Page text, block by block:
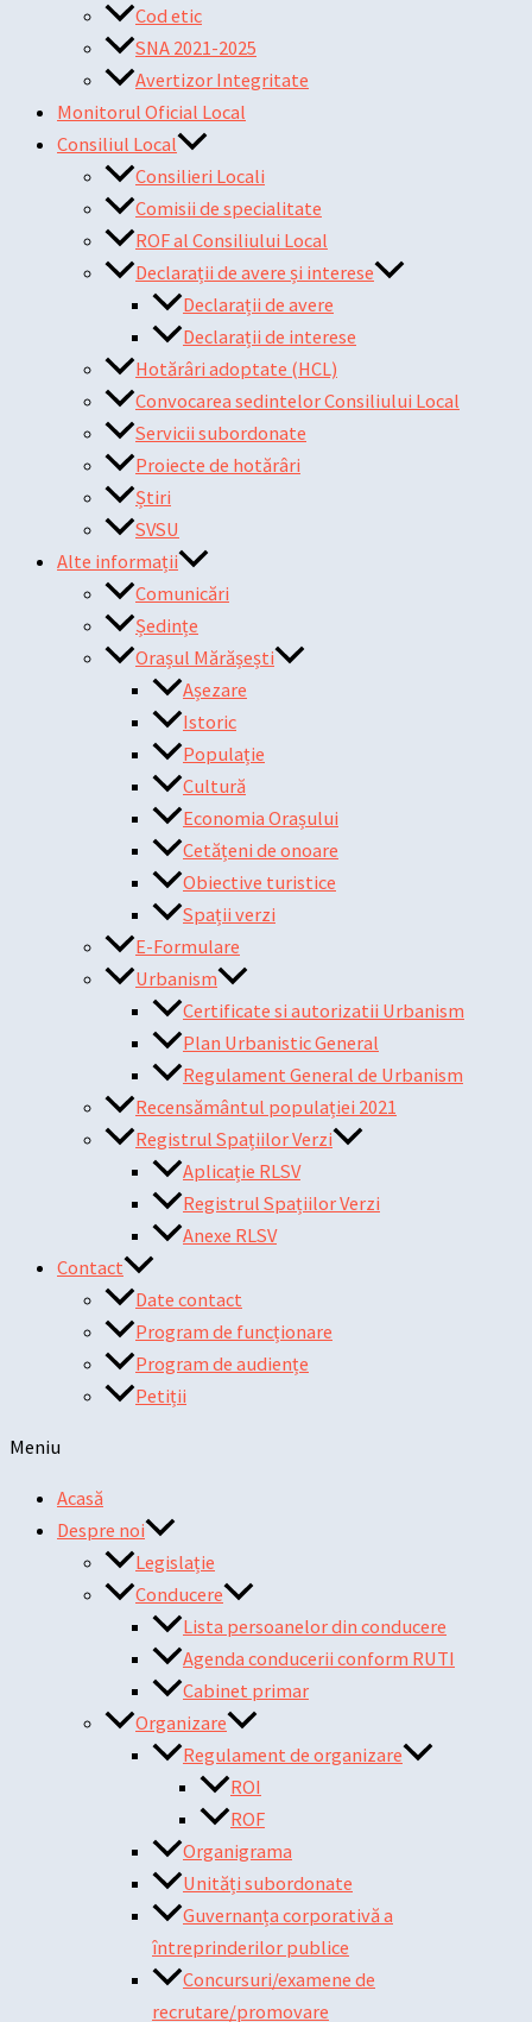
Cod etic
SNA 2021-2025
Avertizor Integritate
Monitorul Oficial Local
Consiliul Local
Consilieri Locali
Comisii de specialitate
ROF al Consiliului Local
Declarații de avere și interese
Declarații de avere
Declarații de interese
Hotărâri adoptate (HCL)
Convocarea sedintelor Consiliului Local
Servicii subordonate
Proiecte de hotărâri
Știri
SVSU
Alte informații
Comunicări
Ședințe
Orașul Mărășești
Așezare
Istoric
Populație
Cultură
Economia Orașului
Cetățeni de onoare
Obiective turistice
Spații verzi
E-Formulare
Urbanism
Certificate si autorizatii Urbanism
Plan Urbanistic General
Regulament General de Urbanism
Recensământul populației 2021
Registrul Spațiilor Verzi
Aplicație RLSV
Registrul Spațiilor Verzi
Anexe RLSV
Contact
Date contact
Program de funcționare
Program de audiențe
Petiții
Meniu
Acasă
Despre noi
Legislație
Conducere
Lista persoanelor din conducere
Agenda conducerii conform RUTI
Cabinet primar
Organizare
Regulament de organizare
ROI
ROF
Organigrama
Unități subordonate
Guvernanța corporativă a
întreprinderilor publice
Concursuri/examene de
recrutare/promovare